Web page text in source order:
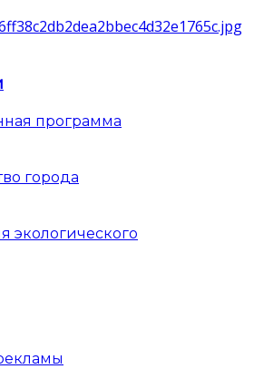
программа
города
экологического